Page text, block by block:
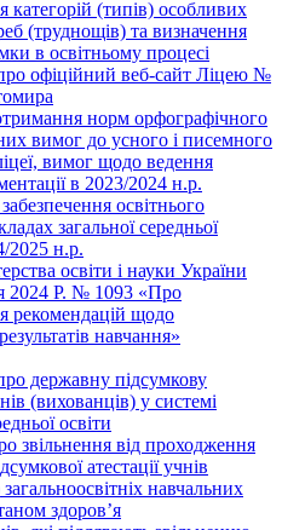
категорій (типів) особливих
(труднощів) та визначення
в освітньому процесі
офіційний веб-сайт Ліцею №
норм орфографічного
вимог до усного і писемного
вимог щодо ведення
в 2023/2024 н.р.
освітнього
загальної середньої
2025 н.р.
освіти і науки України
2024 Р. № 1093 «Про
рекомендацій щодо
навчання»
державну підсумкову
(вихованців) у системі
освіти
звільнення від проходження
атестації учнів
навчальних
здоров’я